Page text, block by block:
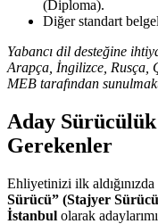
(Diploma).
Diğer standart
Yabancı dil desteğine
Arapça, İngilizce, Rusça,
MEB tarafından
Aday
Gerekenler
Ehliyetinizi ilk
Sürücü” (Stajyer
İstanbul olarak